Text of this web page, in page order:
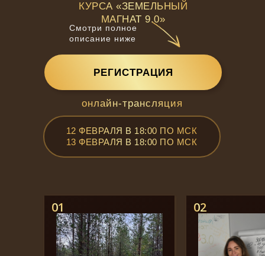
РЕГИСТРАЦИЯ
КУРСА «ЗЕМЕЛЬНЫЙ
МАГНАТ 9.0»
Смотри полное
описание ниже
12 ФЕВРАЛЯ В 18:00 ПО МСК
13 ФЕВРАЛЯ В 18:00 ПО МСК
онлайн-трансляция
01 02